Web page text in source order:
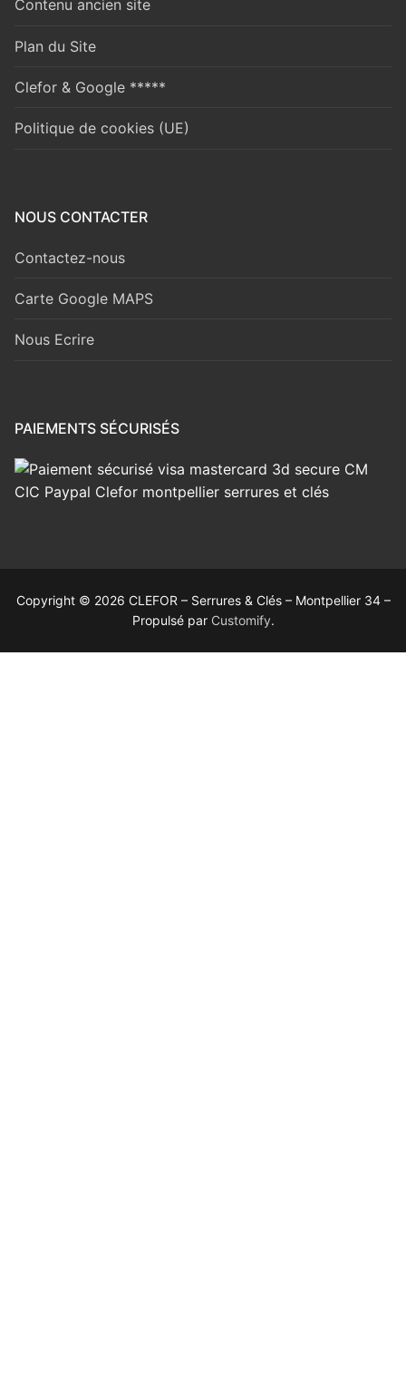
Contenu ancien site
Plan du Site
Clefor & Google *****
Politique de cookies (UE)
NOUS CONTACTER
Contactez-nous
Carte Google MAPS
Nous Ecrire
PAIEMENTS SÉCURISÉS
Copyright © 2026 CLEFOR – Serrures & Clés – Montpellier 34 –
Propulsé par Customify.